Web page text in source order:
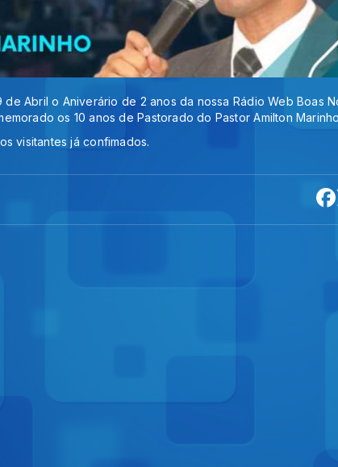
Abril o Aniverário de 2 anos da nossa Rádio Web Boas
os 10 anos de Pastorado do Pastor Amilton
visitantes já confimados.